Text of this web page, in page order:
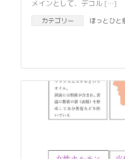
メインとして、デコル […]
カテゴリー ほっとひと